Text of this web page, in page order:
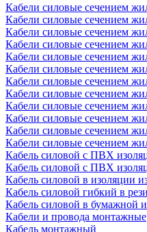
Кабели силовые сечением
Кабели силовые сечением
Кабели силовые сечением
Кабели силовые сечением
Кабели силовые сечением
Кабели силовые сечением
Кабели силовые сечением
Кабели силовые сечением
Кабели силовые сечением
Кабели силовые сечением
Кабели силовые сечением
Кабели силовые сечением
Кабель силовой с ПВХ
Кабель силовой с ПВХ
Кабель силовой в изоляции
Кабель силовой гибкий в
Кабель силовой в бумажной
Кабели и провода монтажные
Кабель монтажный